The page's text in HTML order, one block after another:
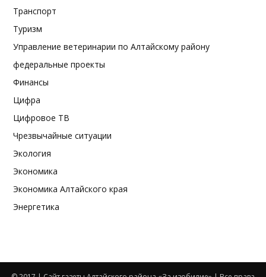
Транспорт
Туризм
Управление ветеринарии по Алтайскому району
федеральные проекты
Финансы
Цифра
Цифровое ТВ
Чрезвычайные ситуации
Экология
Экономика
Экономика Алтайского края
Энергетика